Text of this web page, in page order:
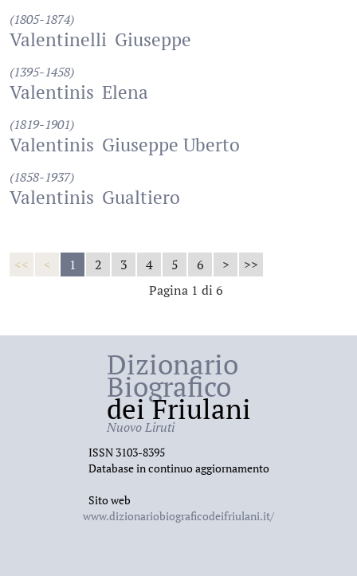
(1805-1874)
Valentinelli Giuseppe
(1395-1458)
Valentinis Elena
(1819-1901)
Valentinis Giuseppe Uberto
(1858-1937)
Valentinis Gualtiero
<< < 1 2 3 4 5 6 >
>>
Pagina 1 di 6
Dizionario
Biografico
dei Friulani
Nuovo Liruti
ISSN 3103-8395
Database in continuo aggiornamento
Sito web
www.dizionariobiograficodeifriulani.it/